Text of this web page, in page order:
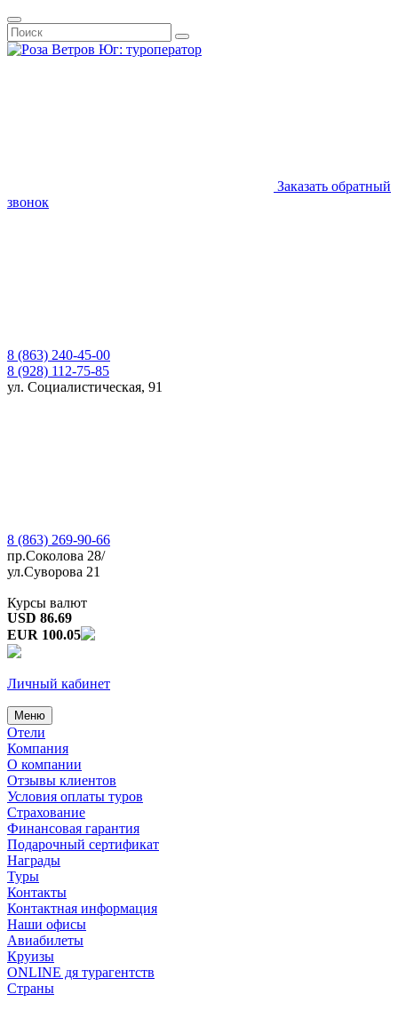
Заказать обратный
звонок
8 (863) 240-45-00
8 (928) 112-75-85
ул. Социалистическая, 91
8 (863) 269-90-66
пр.Соколова 28/
ул.Суворова 21
Курсы валют
USD 86.69
EUR 100.05
Личный кабинет
Меню
Отели
Компания
О компании
Отзывы клиентов
Условия оплаты туров
Страхование
Финансовая гарантия
Подарочный сертификат
Награды
Туры
Контакты
Контактная информация
Наши офисы
Авиабилеты
Круизы
ONLINE дя турагентств
Страны